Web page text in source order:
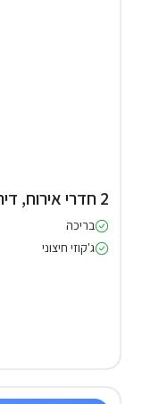
2 חדרי אירוח, דירת נופש ופנטהאוז בתל אביב - יפו
בריכה
ג'קוזי חיצוני